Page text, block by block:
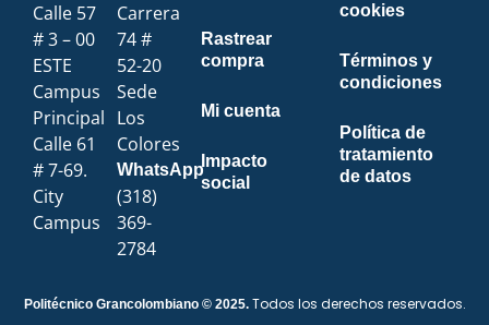
Calle 57
# 3 – 00
ESTE
Campus
Principal
Calle 61
# 7-69.
City
Campus
Carrera
74 #
52-20
Sede
Los
Colores
WhatsApp
(318)
369-
2784
Rastrear
compra
Mi cuenta
Impacto
social
cookies
Términos y
condiciones
Política de
tratamiento
de datos
Politécnico Grancolombiano © 2025.Todos los derechos reservados.